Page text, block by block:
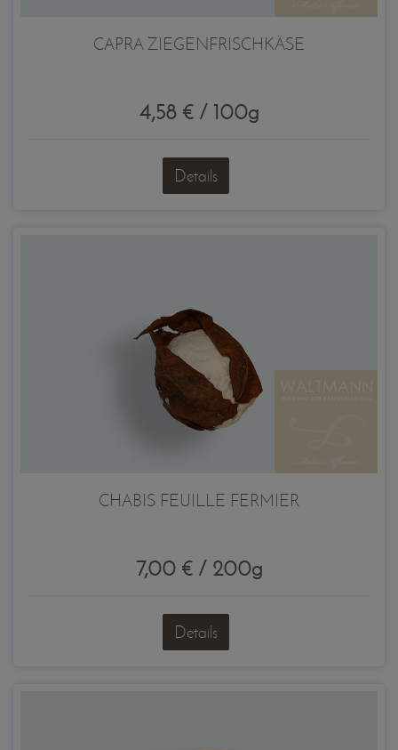
CAPRA ZIEGENFRISCHKÄSE
4,58 € / 100g
Details
CHABIS FEUILLE FERMIER
7,00 € / 200g
Details